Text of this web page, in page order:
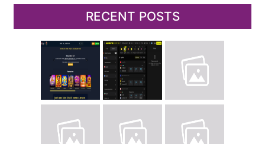
RECENT POSTS